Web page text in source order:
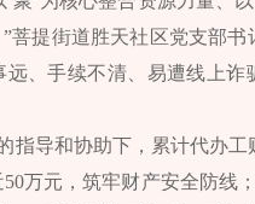
菩提街道胜天社区党支部
、手续不清、易遭线上诈
指导和协助下，累计代办工
万元，筑牢财产安全防线